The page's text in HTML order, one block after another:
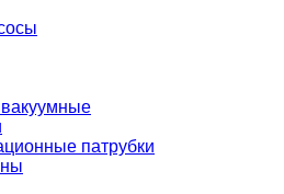
патрубки